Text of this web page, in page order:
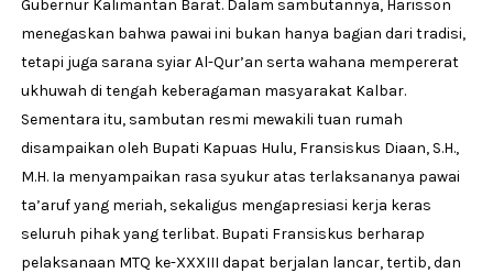
Gubernur Kalimantan Barat. Dalam sambutannya, Harisson
menegaskan bahwa pawai ini bukan hanya bagian dari tradisi,
tetapi juga sarana syiar Al-Qur’an serta wahana mempererat
ukhuwah di tengah keberagaman masyarakat Kalbar.
Sementara itu, sambutan resmi mewakili tuan rumah
disampaikan oleh Bupati Kapuas Hulu, Fransiskus Diaan, S.H.,
M.H. Ia menyampaikan rasa syukur atas terlaksananya pawai
ta’aruf yang meriah, sekaligus mengapresiasi kerja keras
seluruh pihak yang terlibat. Bupati Fransiskus berharap
pelaksanaan MTQ ke-XXXIII dapat berjalan lancar, tertib, dan